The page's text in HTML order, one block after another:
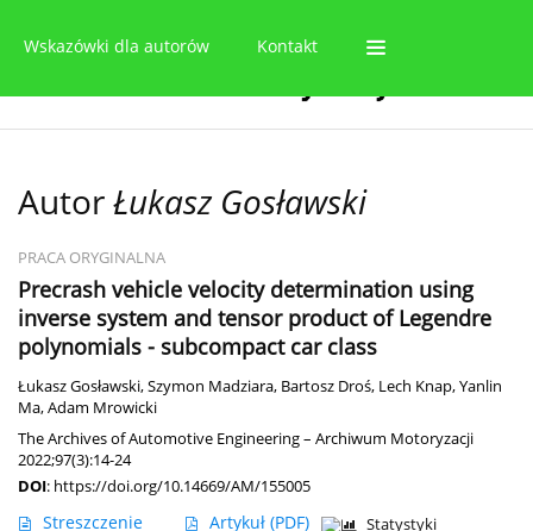
Wskazówki dla autorów Kontakt
AutorŁukasz Gosławski
PRACA ORYGINALNA
Precrash vehicle velocity determination using
inverse system and tensor product of Legendre
polynomials - subcompact car class
Łukasz Gosławski,Szymon Madziara, Bartosz Droś, Lech Knap,Yanlin
Ma,Adam Mrowicki
The Archives of Automotive Engineering – Archiwum Motoryzacji
2022;97(3):14-24
DOI: https://doi.org/10.14669/AM/155005
Streszczenie Artykuł (PDF)
Statystyki